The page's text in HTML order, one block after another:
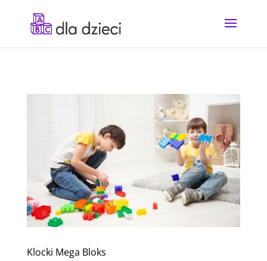
Klocki Mega Bloks